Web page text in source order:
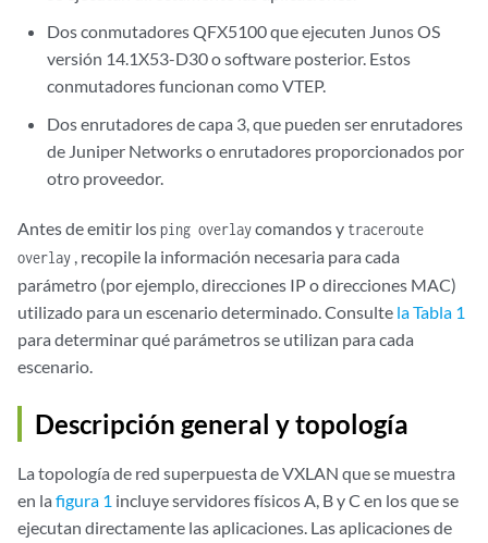
Dos conmutadores QFX5100 que ejecuten Junos OS
versión 14.1X53-D30 o software posterior. Estos
conmutadores funcionan como VTEP.
Dos enrutadores de capa 3, que pueden ser enrutadores
de Juniper Networks o enrutadores proporcionados por
otro proveedor.
Antes de emitir losping overlaycomandos y traceroute
overlay , recopile la información necesaria para cada
parámetro (por ejemplo, direcciones IP o direcciones MAC)
utilizado para un escenario determinado. Consulte la Tabla 1
para determinar qué parámetros se utilizan para cada
escenario.
Descripción general y topología
La topología de red superpuesta de VXLAN que se muestra
en la figura 1 incluye servidores físicos A, B y C en los que se
ejecutan directamente las aplicaciones. Las aplicaciones de